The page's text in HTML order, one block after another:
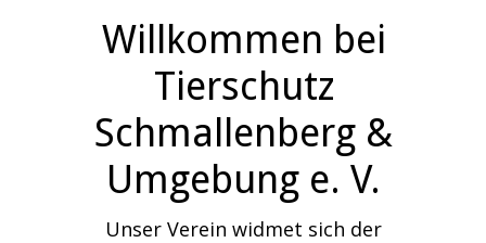
Willkommen bei
Tierschutz
Schmallenberg &
Umgebung e. V.
Unser Verein widmet sich der